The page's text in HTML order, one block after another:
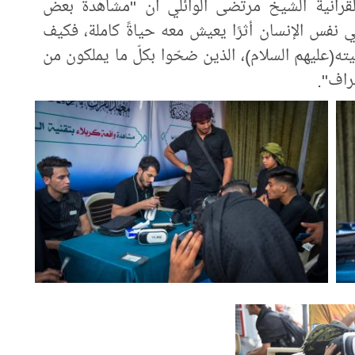
الشيخ مرتضى الوائلي أن "مشاهدة بعض
نفس الإنسان أثرًا يعيش معه حياةً كاملة، فكيف
السلام)، الذين ضحّوا بكلّ ما يملكون من